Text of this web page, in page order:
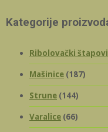
Kategorije
Ribolovački štapovi
Mašinice (187)
Strune (144)
Varalice (66)